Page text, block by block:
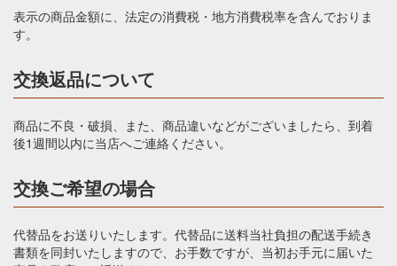
表示の商品金額に、法定の消費税・地方消費税率を含んでおりま
す。
交換返品について
商品に不良・破損、また、商品違いなどがございましたら、到着
後1週間以内に当店へご連絡ください。
交換ご希望の場合
代替品をお送りいたします。代替品に送料当社負担の配送手続き
書類を同封いたしますので、お手数ですが、当初お手元に届いた